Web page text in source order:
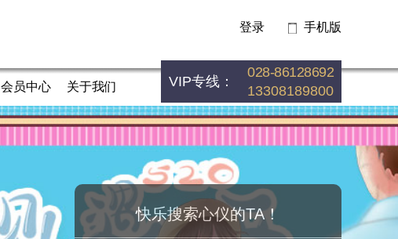
登录 手机版
会员中心 关于我们 VIP专线：
028-86128692
13308189800
快乐搜索心仪的TA！